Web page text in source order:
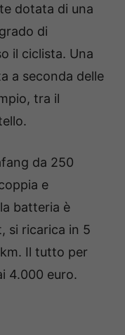
dotata di una
di
il ciclista. Una
a seconda delle
tra il
da 250
e
batteria è
si ricarica in 5
Il tutto per
4.000 euro.